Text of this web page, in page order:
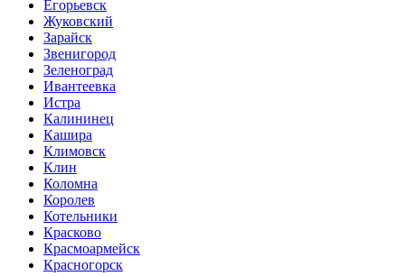
Егорьевск
Жуковский
Зарайск
Звенигород
Зеленоград
Ивантеевка
Истра
Калининец
Кашира
Климовск
Клин
Коломна
Королев
Котельники
Красково
Красмоармейск
Красногорск